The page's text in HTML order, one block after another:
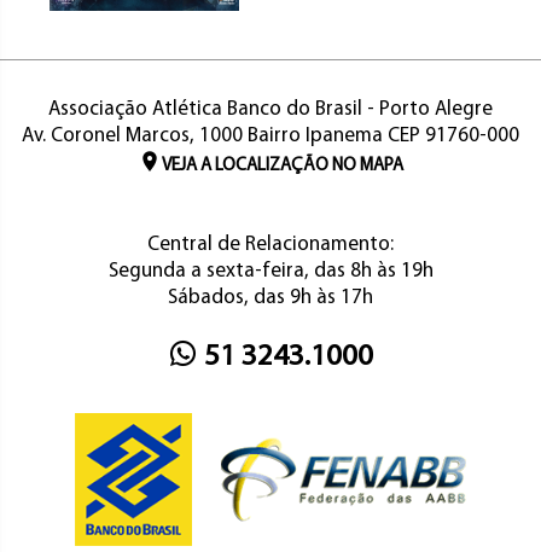
Associação Atlética Banco do Brasil - Porto Alegre
Av. Coronel Marcos, 1000 Bairro Ipanema CEP 91760-000
VEJA A LOCALIZAÇÃO NO MAPA
Central de Relacionamento:
Segunda a sexta-feira, das 8h às 19h
Sábados, das 9h às 17h
51 3243.1000